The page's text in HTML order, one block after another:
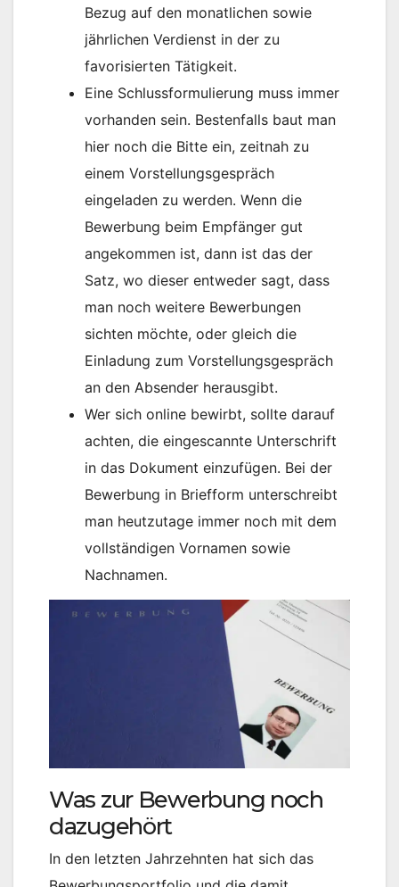
Bezug auf den monatlichen sowie
jährlichen Verdienst in der zu
favorisierten Tätigkeit.
Eine Schlussformulierung muss immer
vorhanden sein. Bestenfalls baut man
hier noch die Bitte ein, zeitnah zu
einem Vorstellungsgespräch
eingeladen zu werden. Wenn die
Bewerbung beim Empfänger gut
angekommen ist, dann ist das der
Satz, wo dieser entweder sagt, dass
man noch weitere Bewerbungen
sichten möchte, oder gleich die
Einladung zum Vorstellungsgespräch
an den Absender herausgibt.
Wer sich online bewirbt, sollte darauf
achten, die eingescannte Unterschrift
in das Dokument einzufügen. Bei der
Bewerbung in Briefform unterschreibt
man heutzutage immer noch mit dem
vollständigen Vornamen sowie
Nachnamen.
Was zur Bewerbung noch
dazugehört
In den letzten Jahrzehnten hat sich das